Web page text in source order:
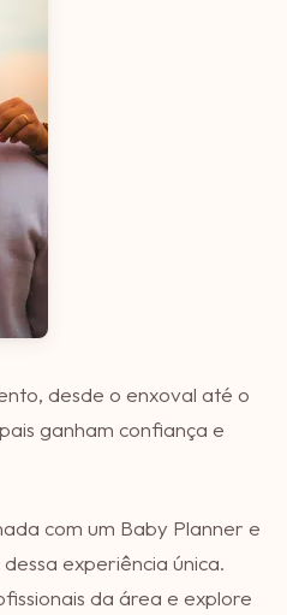
desde o enxoval até o
ganham confiança e
com um Baby Planner e
experiência única.
da área e explore